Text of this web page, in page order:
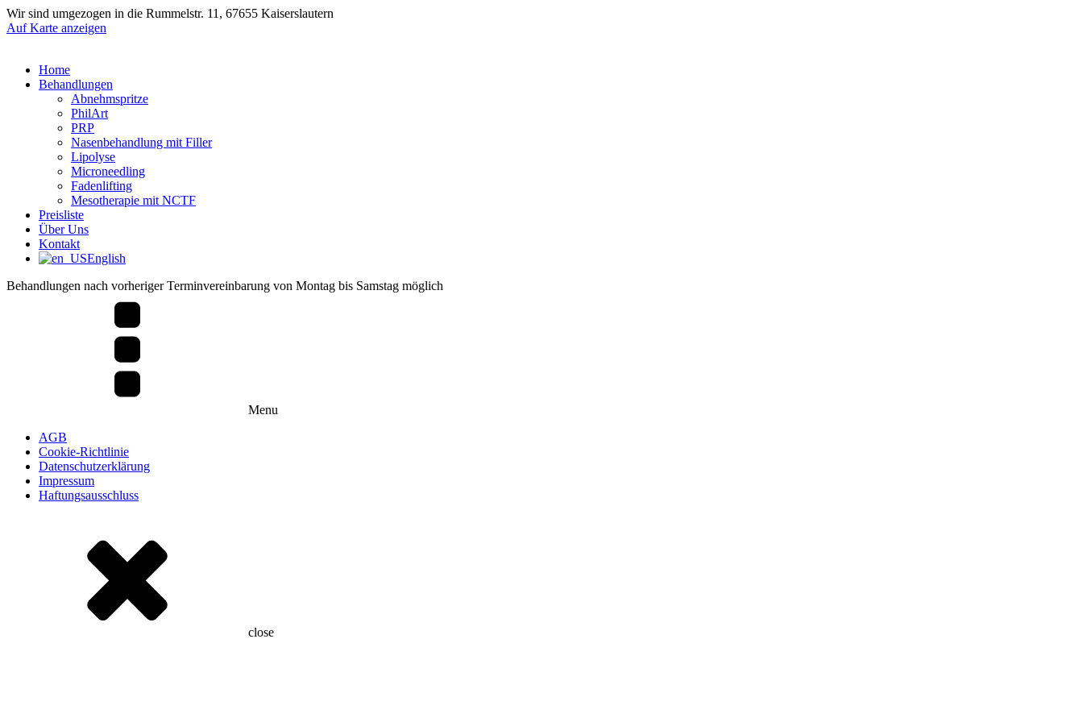
Wir sind umgezogen in die Rummelstr. 11, 67655 Kaiserslautern
Auf Karte anzeigen
Home
Behandlungen
Abnehmspritze
PhilArt
PRP
Nasenbehandlung mit Filler
Lipolyse
Microneedling
Fadenlifting
Mesotherapie mit NCTF
Preisliste
Über Uns
Kontakt
English
Behandlungen nach vorheriger Terminvereinbarung von Montag bis Samstag möglich
Menu
AGB
Cookie-Richtlinie
Datenschutzerklärung
Impressum
Haftungsausschluss
close